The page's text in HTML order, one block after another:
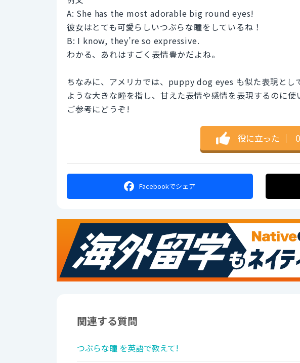
A: She has the most adorable big round eyes!
彼女はとても可愛らしいつぶらな瞳をしているね！
B: I know, they’re so expressive.
わかる、あれはすごく表情豊かだよね。
ちなみに、アメリカでは、puppy dog eyes も似た表現とし
ような大きな瞳を指し、甘えた表情や感情を表現するのに使
ご参考にどうぞ!
役に立った ｜ 0
Facebookでシェア
関連する質問
つぶらな瞳 を英語で教えて!